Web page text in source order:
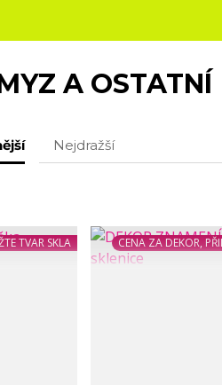
A OSTATNÍ
Nejdražší
TVAR SKLA CENA ZA DEKOR,